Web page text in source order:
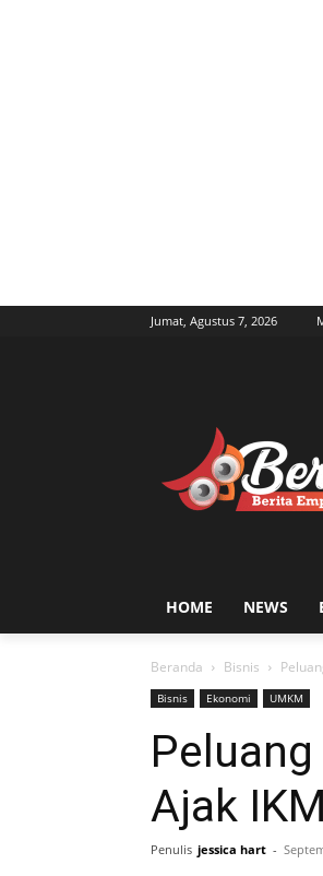
Jumat, Agustus 7, 2026
HOME NEWS
Beranda Bisnis
Bisnis Ekonomi UMKM
Ajak
Penulis jessica hart -